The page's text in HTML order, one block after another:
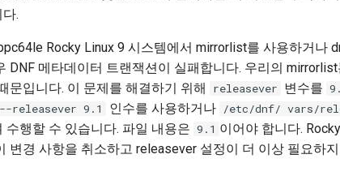
.
Rocky Linux 9 시스템에서 mirrorlist를 사용하거나
DNF 메타데이터 트랜잭션이 실패합니다. 우리의
문입니다. 이 문제를 해결하기 위해
releasever 변수를
--releasever 9.1 인수를 사용하거나 /etc/dnf/ vars/
수행할 수 있습니다. 파일 내용은 9.1 이어야 합니다.
변경 사항을 취소하고 releasever 설정이 더 이상 필요하